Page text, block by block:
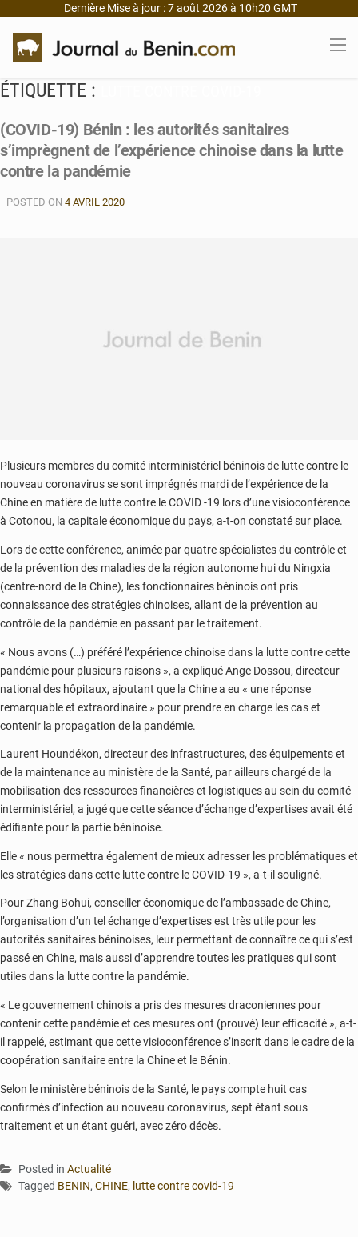
Dernière Mise à jour : 7 août 2026 à 10h20 GMT
ÉTIQUETTE :
(COVID-19) Bénin : les autorités sanitaires
s’imprègnent de l’expérience chinoise dans la lutte
contre la pandémie
POSTED ON 4 AVRIL 2020
Plusieurs membres du comité interministériel béninois de lutte contre le
nouveau coronavirus se sont imprégnés mardi de l’expérience de la
Chine en matière de lutte contre le COVID -19 lors d’une visioconférence
à Cotonou, la capitale économique du pays, a-t-on constaté sur place.
Lors de cette conférence, animée par quatre spécialistes du contrôle et
de la prévention des maladies de la région autonome hui du Ningxia
(centre-nord de la Chine), les fonctionnaires béninois ont pris
connaissance des stratégies chinoises, allant de la prévention au
contrôle de la pandémie en passant par le traitement.
« Nous avons (…) préféré l’expérience chinoise dans la lutte contre cette
pandémie pour plusieurs raisons », a expliqué Ange Dossou, directeur
national des hôpitaux, ajoutant que la Chine a eu « une réponse
remarquable et extraordinaire » pour prendre en charge les cas et
contenir la propagation de la pandémie.
Laurent Houndékon, directeur des infrastructures, des équipements et
de la maintenance au ministère de la Santé, par ailleurs chargé de la
mobilisation des ressources financières et logistiques au sein du comité
interministériel, a jugé que cette séance d’échange d’expertises avait été
édifiante pour la partie béninoise.
Elle « nous permettra également de mieux adresser les problématiques et
les stratégies dans cette lutte contre le COVID-19 », a-t-il souligné.
Pour Zhang Bohui, conseiller économique de l’ambassade de Chine,
l’organisation d’un tel échange d’expertises est très utile pour les
autorités sanitaires béninoises, leur permettant de connaître ce qui s’est
passé en Chine, mais aussi d’apprendre toutes les pratiques qui sont
utiles dans la lutte contre la pandémie.
« Le gouvernement chinois a pris des mesures draconiennes pour
contenir cette pandémie et ces mesures ont (prouvé) leur efficacité », a-t-
il rappelé, estimant que cette visioconférence s’inscrit dans le cadre de la
coopération sanitaire entre la Chine et le Bénin.
Selon le ministère béninois de la Santé, le pays compte huit cas
confirmés d’infection au nouveau coronavirus, sept étant sous
traitement et un étant guéri, avec zéro décès.
Posted in Actualité
Tagged BENIN, CHINE, lutte contre covid-19